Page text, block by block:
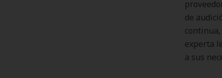
de
experta
a sus